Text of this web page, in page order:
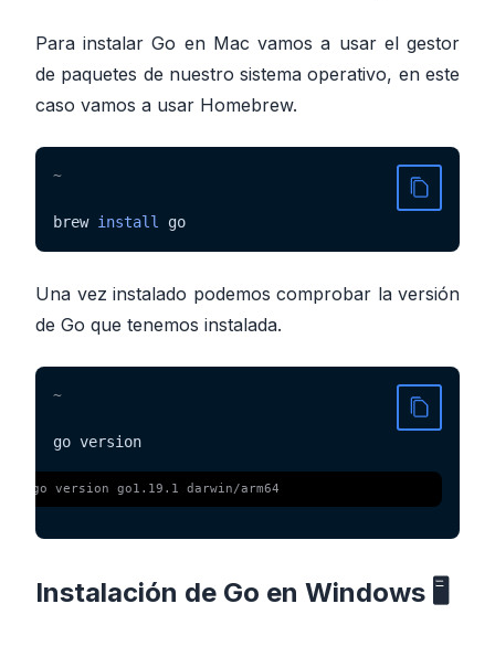
Para instalar Go en Mac vamos a usar el gestor
de paquetes de nuestro sistema operativo, en este
caso vamos a usar Homebrew.
~
brew install go
Una vez instalado podemos comprobar la versión
de Go que tenemos instalada.
~
go version
go version go1.19.1 darwin/arm64
Instalación de Go en Windows 🖥️